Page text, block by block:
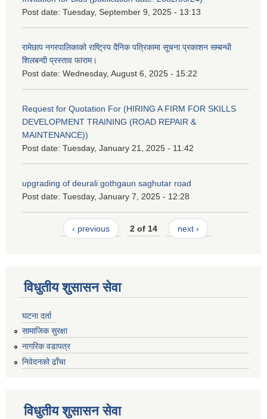
Post date: Tuesday, September 9, 2025 - 13:13
रामेछाप नगरपालिकाको राष्ट्रिय दैनिक पत्रिकामा सूचना प्रकाशन सम्बन्धी
शिलबन्दी प्रस्ताव फाराम।
Post date: Wednesday, August 6, 2025 - 15:22
Request for Quotation For (HIRING A FIRM FOR SKILLS
DEVELOPMENT TRAINING (ROAD REPAIR &
MAINTENANCE))
Post date: Tuesday, January 21, 2025 - 11:42
upgrading of deurali gothgaun saghutar road
Post date: Tuesday, January 7, 2025 - 12:28
‹ previous 2 of 14 next ›
विधुतीय शुसासन सेवा
घटना दर्ता
सामाजिक सुरक्षा
नागरिक वडापत्र
निवेदनको ढाँचा
विधुतीय शुसासन सेवा